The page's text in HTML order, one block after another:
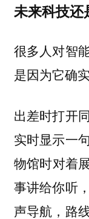
未来科技还
很多人对智
是因为它确实
出差时打开
实时显示一
物馆时对着
事讲给你听
声导航，路